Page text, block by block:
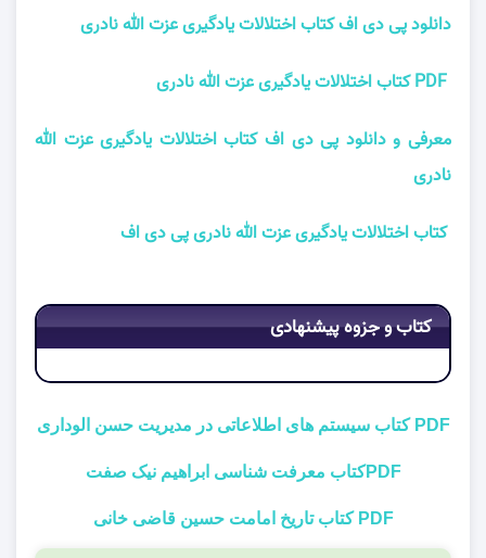
دانلود پی دی اف کتاب اختلالات یادگیری عزت الله نادری
معرفی و دانلود پی دی اف کتاب اختلالات یادگیری عزت الله
نادری
کتاب اختلالات یادگیری عزت الله نادری پی دی اف
کتاب و جزوه پیشنهادی
PDF کتاب سیستم های اطلاعاتی در مدیریت حسن الوداری
PDFکتاب معرفت شناسی ابراهیم نیک صفت
PDF کتاب تاریخ امامت حسین قاضی خانی